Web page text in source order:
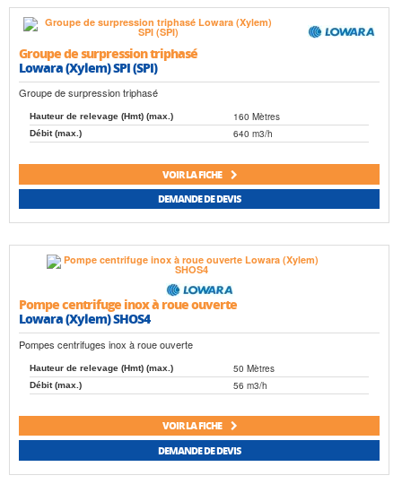
Groupe de surpression triphasé
Lowara (Xylem) SPI (SPI)
Groupe de surpression triphasé
Hauteur de relevage (Hmt) (max.) 160 Mètres
Débit (max.) 640 m3/h
VOIR LA FICHE
DEMANDE DE DEVIS
Pompe centrifuge inox à roue ouverte
Lowara (Xylem) SHOS4
Pompes centrifuges inox à roue ouverte
Hauteur de relevage (Hmt) (max.) 50 Mètres
Débit (max.) 56 m3/h
VOIR LA FICHE
DEMANDE DE DEVIS